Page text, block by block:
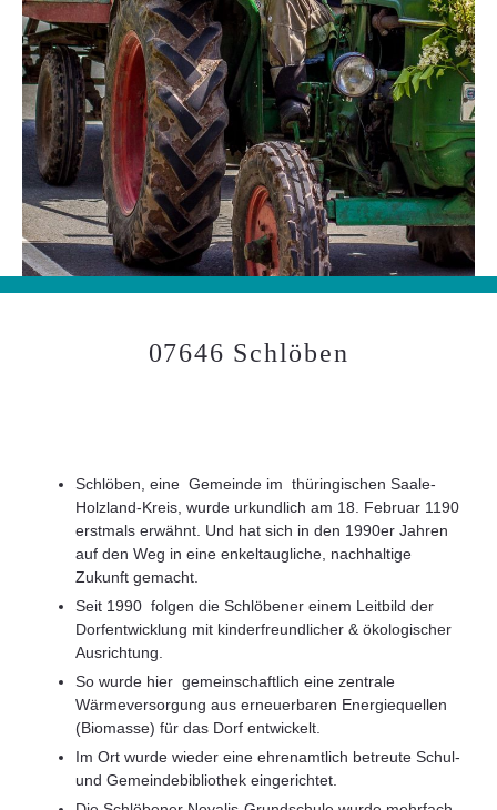
07646 Schlöben
Schlöben, eine Gemeinde im thüringischen Saale-
Holzland-Kreis, wurde urkundlich am 18. Februar 1190
erstmals erwähnt. Und hat sich in den 1990er Jahren
auf den Weg in eine enkeltaugliche, nachhaltige
Zukunft gemacht.
Seit 1990 folgen die Schlöbener einem Leitbild der
Dorfentwicklung mit kinderfreundlicher & ökologischer
Ausrichtung.
So wurde hier gemeinschaftlich eine zentrale
Wärmeversorgung aus erneuerbaren Energiequellen
(Biomasse) für das Dorf entwickelt.
Im Ort wurde wieder eine ehrenamtlich betreute Schul-
und Gemeindebibliothek eingerichtet.